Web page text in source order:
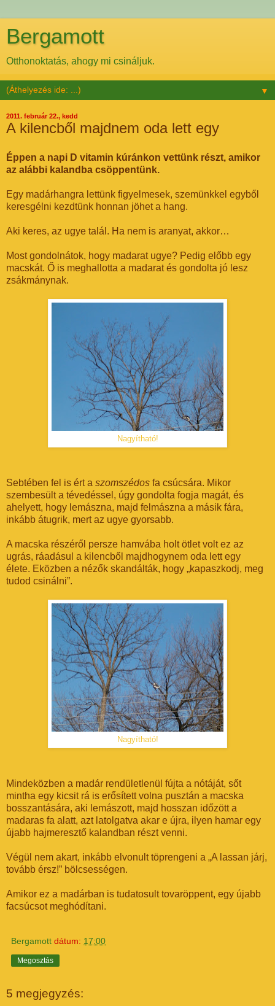
Bergamott
Otthonoktatás, ahogy mi csináljuk.
▼
2011. február 22., kedd
A kilencből majdnem oda lett egy
Éppen a napi D vitamin kúránkon vettünk részt, amikor
az alábbi kalandba csöppentünk.
Egy madárhangra lettünk figyelmesek, szemünkkel egyből
keresgélni kezdtünk honnan jöhet a hang.
Aki keres, az ugye talál. Ha nem is aranyat, akkor…
Most gondolnátok, hogy madarat ugye? Pedig előbb egy
macskát. Ő is meghallotta a madarat és gondolta jó lesz
zsákmánynak.
Nagyítható!
Sebtében fel is ért a szomszédos fa csúcsára. Mikor
szembesült a tévedéssel, úgy gondolta fogja magát, és
ahelyett, hogy lemászna, majd felmászna a másik fára,
inkább átugrik, mert az ugye gyorsabb.
A macska részéről persze hamvába holt ötlet volt ez az
ugrás, ráadásul a kilencből majdhogynem oda lett egy
élete. Eközben a nézők skandálták, hogy „kapaszkodj, meg
tudod csinálni”.
Nagyítható!
Mindeközben a madár rendületlenül fújta a nótáját, sőt
mintha egy kicsit rá is erősített volna pusztán a macska
bosszantására, aki lemászott, majd hosszan időzött a
madaras fa alatt, azt latolgatva akar e újra, ilyen hamar egy
újabb hajmeresztő kalandban részt venni.
Végül nem akart, inkább elvonult töprengeni a „A lassan járj,
tovább érsz!” bölcsességen.
Amikor ez a madárban is tudatosult tovaröppent, egy újabb
facsúcsot meghódítani.
Bergamott dátum: 17:00
Megosztás
5 megjegyzés: